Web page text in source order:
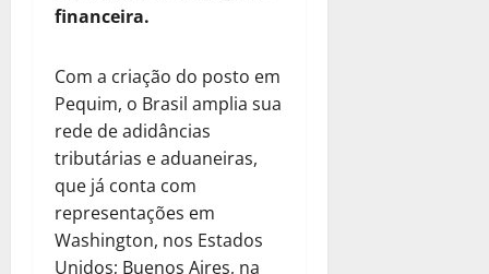
financeira.
Com a criação do posto em
Pequim, o Brasil amplia sua
rede de adidâncias
tributárias e aduaneiras,
que já conta com
representações em
Washington, nos Estados
Unidos; Buenos Aires, na